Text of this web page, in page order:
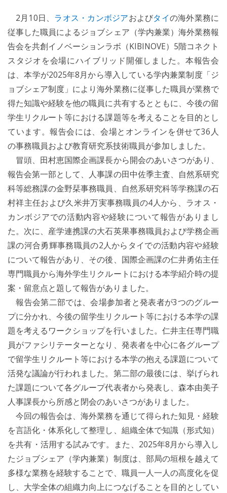
2月10日、 ラオス・カンボジアおよびタイの海外業務に
従事した職員によるジョブシェア（学内兼業）海外業務報
告会を共創イノベーションラボ（KIBINOVE）5階コネクト
スタジオを会場にハイブリッド開催しました。本報告会
は、本学が2025年8月から導入している学内兼業制度「ジ
ョブシェア制度」により海外業務に従事した職員が業務で
得た知識や経験を他の職員に共有するとともに、今後の留
学生リクルート等における課題等を考えることを目的とし
ています。報告会には、会場とオンラインを併せて36人
の事務職員および教育研究系技術職員が参加しました。
冒頭、田村恵国際企画課長から開会のあいさつがあり、
報告会第一部として、人事課の田中佐季主査、自然系研究
科等総務課の金野栞事務職員、自然系研究科等学務課の石
村祥主任および久米井万実事務職員の4人から、ラオス・
カンボジアでの活動内容や経験について報告がありまし
た。次に、産学連携課の大石英果事務職員および学務企画
課の河合勇輝事務職員の2人からタイでの活動内容や経験
について報告があり、その後、国際企画課の仁井勇佑主任
専門職員から海外学生リクルートにおける本学紹介時の提
案・留意点と題して報告がありました。
報告会第二部では、会場参加者と発表者が3つのグルー
プに分かれ、今後の留学生リクルート等における本学の課
題を考えるワークショップを行いました。仁井主任専門職
員がファシリテーターとなり、発表者を中心に各グループ
で留学生リクルート等における本学の抱える課題について
活発な議論が行われました。第二部の最後には、挙げられ
た課題について各グループ代表者から発表し、森本由美子
人事課長から所感と閉会のあいさつがありました。
今回の報告会は、海外業務を通じて得られた知見・経験
を言語化・体系化して整理し、組織全体で知識（形式知）
を共有・活用する試みです。また、2025年8月から導入し
たジョブシェア（学内兼業）制度は、部局の垣根を越えて
多様な業務を経験することで、職員一人一人の高度化を促
し、大学全体の組織力向上につなげることを目的としてい